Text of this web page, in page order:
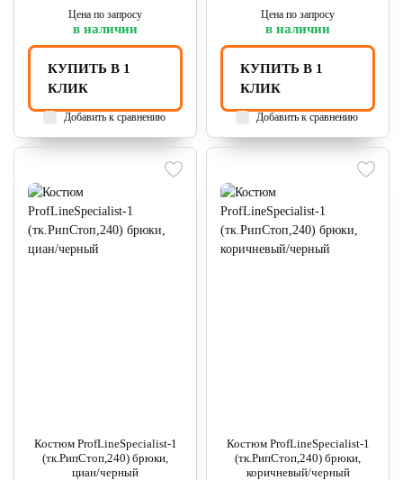
Цена по запросу
в наличии
КУПИТЬ В 1
КЛИК
Добавить к сравнению
Цена по запросу
в наличии
КУПИТЬ В 1
КЛИК
Добавить к сравнению
Костюм ProfLineSpecialist-1
(тк.РипСтоп,240) брюки,
циан/черный
Костюм ProfLineSpecialist-1
(тк.РипСтоп,240) брюки,
коричневый/черный